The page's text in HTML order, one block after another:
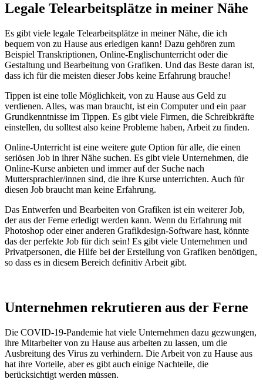
Legale Telearbeitsplätze in meiner Nähe
Es gibt viele legale Telearbeitsplätze in meiner Nähe, die ich
bequem von zu Hause aus erledigen kann! Dazu gehören zum
Beispiel Transkriptionen, Online-Englischunterricht oder die
Gestaltung und Bearbeitung von Grafiken. Und das Beste daran ist,
dass ich für die meisten dieser Jobs keine Erfahrung brauche!
Tippen ist eine tolle Möglichkeit, von zu Hause aus Geld zu
verdienen. Alles, was man braucht, ist ein Computer und ein paar
Grundkenntnisse im Tippen. Es gibt viele Firmen, die Schreibkräfte
einstellen, du solltest also keine Probleme haben, Arbeit zu finden.
Online-Unterricht ist eine weitere gute Option für alle, die einen
seriösen Job in ihrer Nähe suchen. Es gibt viele Unternehmen, die
Online-Kurse anbieten und immer auf der Suche nach
Muttersprachler/innen sind, die ihre Kurse unterrichten. Auch für
diesen Job braucht man keine Erfahrung.
Das Entwerfen und Bearbeiten von Grafiken ist ein weiterer Job,
der aus der Ferne erledigt werden kann. Wenn du Erfahrung mit
Photoshop oder einer anderen Grafikdesign-Software hast, könnte
das der perfekte Job für dich sein! Es gibt viele Unternehmen und
Privatpersonen, die Hilfe bei der Erstellung von Grafiken benötigen,
so dass es in diesem Bereich definitiv Arbeit gibt.
Unternehmen rekrutieren aus der Ferne
Die COVID-19-Pandemie hat viele Unternehmen dazu gezwungen,
ihre Mitarbeiter von zu Hause aus arbeiten zu lassen, um die
Ausbreitung des Virus zu verhindern. Die Arbeit von zu Hause aus
hat ihre Vorteile, aber es gibt auch einige Nachteile, die
berücksichtigt werden müssen.